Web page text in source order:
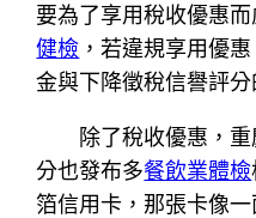
要為了享用稅收優惠
健檢 ，若違規享用優
金與下降徵稅信譽評分
除了稅收優惠，
分也發布多餐飲業體檢
箔信用卡，那張卡像